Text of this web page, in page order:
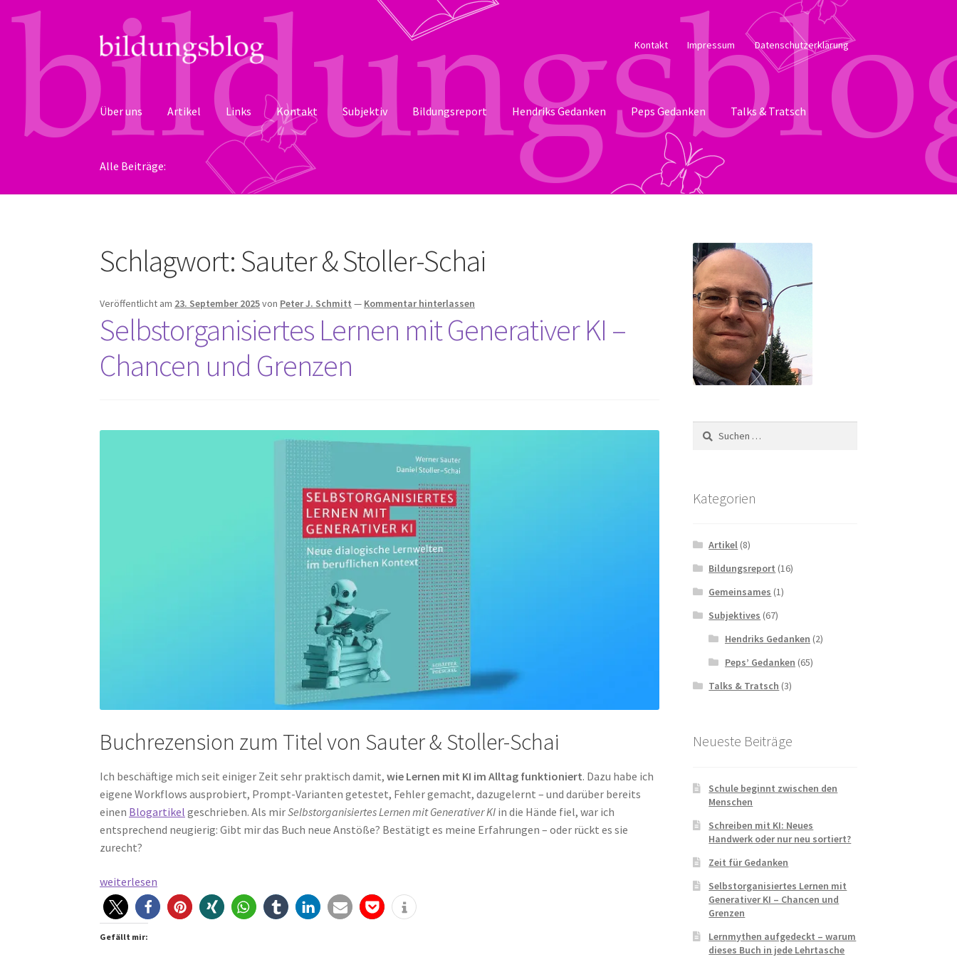
Zur
Navigation
springen
Zum
Inhalt
springen
Kontakt Impressum Datenschutzerklärung
Über uns Artikel Links Kontakt Subjektiv Bildungsreport Hendriks Gedanken Peps Gedanken Talks & Tratsch
Alle Beiträge:
Schlagwort:Sauter & Stoller-Schai
Veröffentlicht am 23. September 2025von Peter J. Schmitt — Kommentar hinterlassen
Selbstorganisiertes Lernen mit Generativer KI –
Chancen und Grenzen
Buchrezension zum Titel von Sauter & Stoller-Schai
Ich beschäftige mich seit einiger Zeit sehr praktisch damit,wie Lernen mit KI im Alltag funktioniert. Dazu habe ich
eigene Workflows ausprobiert, Prompt-Varianten getestet, Fehler gemacht, dazugelernt – und darüber bereits
einen Blogartikel geschrieben. Als mirSelbstorganisiertes Lernen mit Generativer KI in die Hände fiel, war ich
entsprechend neugierig: Gibt mir das Buch neue Anstöße? Bestätigt es meine Erfahrungen – oder rückt es sie
zurecht?
Selbstorganisiertes
Lernen
mit
Generativer
weiterlesen
Gefällt mir:
Suchen
nach:
Kategorien
Artikel (8)
Bildungsreport (16)
Gemeinsames (1)
Subjektives (67)
Hendriks Gedanken (2)
Peps’ Gedanken (65)
Talks & Tratsch (3)
Neueste Beiträge
Schule beginnt zwischen den
Menschen
Schreiben mit KI: Neues
Handwerk oder nur neu sortiert?
Zeit für Gedanken
Selbstorganisiertes Lernen mit
Generativer KI – Chancen und
Grenzen
Lernmythen aufgedeckt – warum
dieses Buch in jede Lehrtasche